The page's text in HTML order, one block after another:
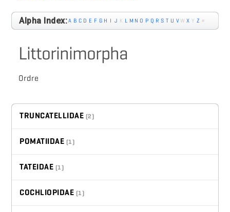
Alpha Index:A B C D E F G H I J K L M N O P Q R S T U VW X Y Z #
Littorinimorpha
Ordre
TRUNCATELLIDAE (2)
POMATIIDAE (1)
TATEIDAE (1)
COCHLIOPIDAE (1)